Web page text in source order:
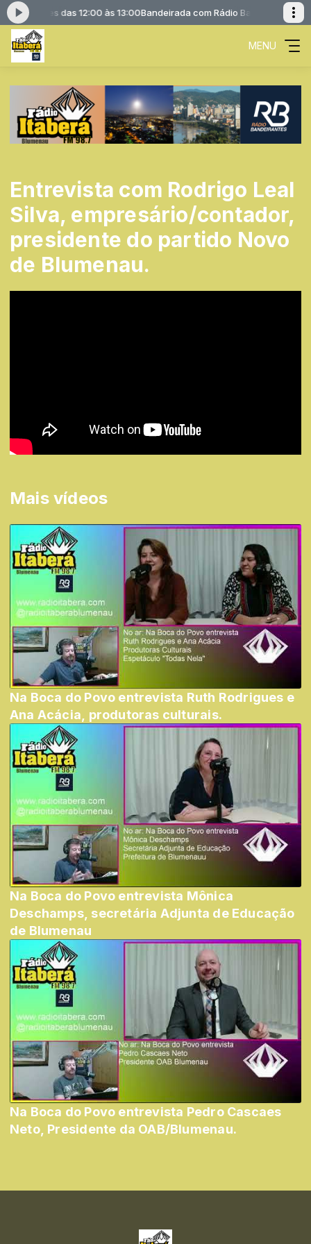
das 12:00 às 13:00Bandeirada com Rádio Bandeirantes das
MENU
Entrevista com Rodrigo Leal
Silva, empresário/contador,
presidente do partido Novo
de Blumenau.
Mais vídeos
Na Boca do Povo entrevista Ruth Rodrigues e
Ana Acácia, produtoras culturais.
Na Boca do Povo entrevista Mônica
Deschamps, secretária Adjunta de Educação
de Blumenau
Na Boca do Povo entrevista Pedro Cascaes
Neto, Presidente da OAB/Blumenau.